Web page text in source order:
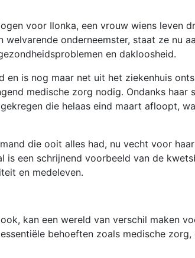
voor Ilonka, een vrouw wiens leven
onderneemster, staat ze nu
en dakloosheid.
is nog maar net uit het ziekenhuis
medische zorg nodig. Ondanks haar
die helaas eind maart afloopt,
die ooit alles had, nu vecht voor
is een schrijnend voorbeeld van de
en medeleven.
kan een wereld van verschil maken
behoeften zoals medische zorg,